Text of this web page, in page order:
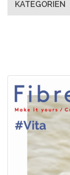
KATEGORIEN